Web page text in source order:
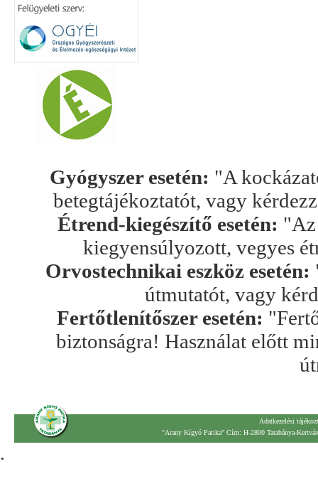
Gyógyszer esetén: "A
betegtájékoztatót, vagy
Étrend-kiegészítő esetén: "Az
kiegyensúlyozott, vegyes
Orvostechnikai eszköz esetén:
útmutatót, vagy
Fertőtlenítőszer esetén:
biztonságra! Használat előtt
Adatkezelési
"Arany Kígyó Patika" Cím: H-2800 Tatabánya-
.